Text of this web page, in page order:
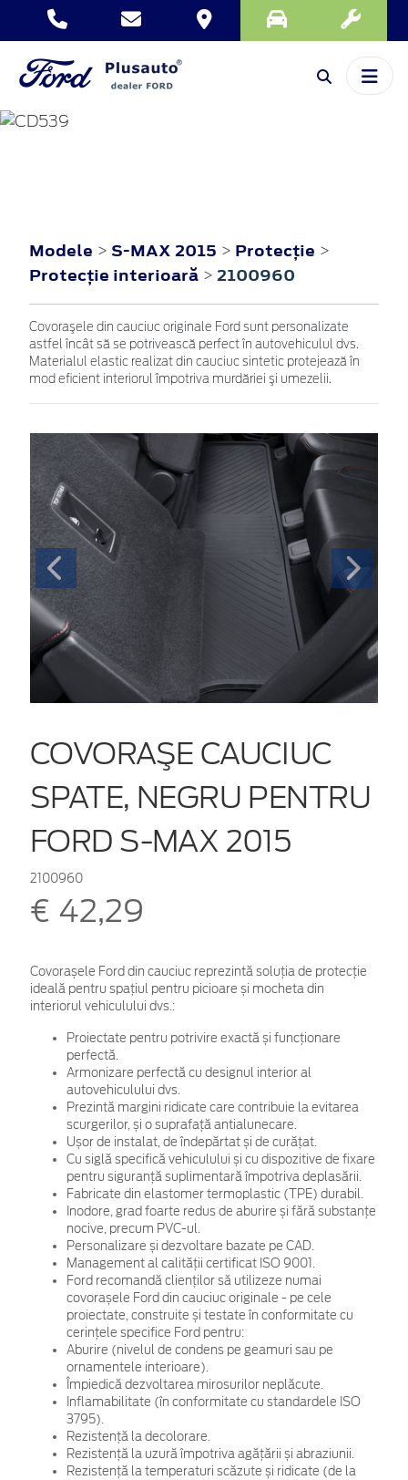
S-MAX
Modele > S-MAX 2015 > Protecţie >
Protecţie interioară > 2100960
Covoraşele din cauciuc originale Ford sunt personalizate
astfel încât să se potrivească perfect în autovehiculul dvs.
Materialul elastic realizat din cauciuc sintetic protejează în
mod eficient interiorul împotriva murdăriei şi umezelii.
COVORAŞE CAUCIUC
SPATE, NEGRU PENTRU
FORD S-MAX 2015
2100960
€ 42,29
Covorașele Ford din cauciuc reprezintă soluția de protecție
ideală pentru spațiul pentru picioare și mocheta din
interiorul vehiculului dvs.:
Proiectate pentru potrivire exactă și funcționare
perfectă.
Armonizare perfectă cu designul interior al
autovehiculului dvs.
Prezintă margini ridicate care contribuie la evitarea
scurgerilor, și o suprafață antialunecare.
Ușor de instalat, de îndepărtat și de curățat.
Cu siglă specifică vehiculului și cu dispozitive de fixare
pentru siguranță suplimentară împotriva deplasării.
Fabricate din elastomer termoplastic (TPE) durabil.
Inodore, grad foarte redus de aburire și fără substanțe
nocive, precum PVC-ul.
Personalizare și dezvoltare bazate pe CAD.
Management al calității certificat ISO 9001.
Ford recomandă clienților să utilizeze numai
covorașele Ford din cauciuc originale - pe cele
proiectate, construite și testate în conformitate cu
cerințele specifice Ford pentru:
Aburire (nivelul de condens pe geamuri sau pe
ornamentele interioare).
Împiedică dezvoltarea mirosurilor neplăcute.
Inflamabilitate (în conformitate cu standardele ISO
3795).
Rezistență la decolorare.
Rezistență la uzură împotriva agățării și abraziunii.
Rezistență la temperaturi scăzute și ridicate (de la